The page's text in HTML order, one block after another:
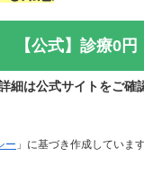
【公式】診療0
は公式サイトをご確
ー 」に基づき作成していま